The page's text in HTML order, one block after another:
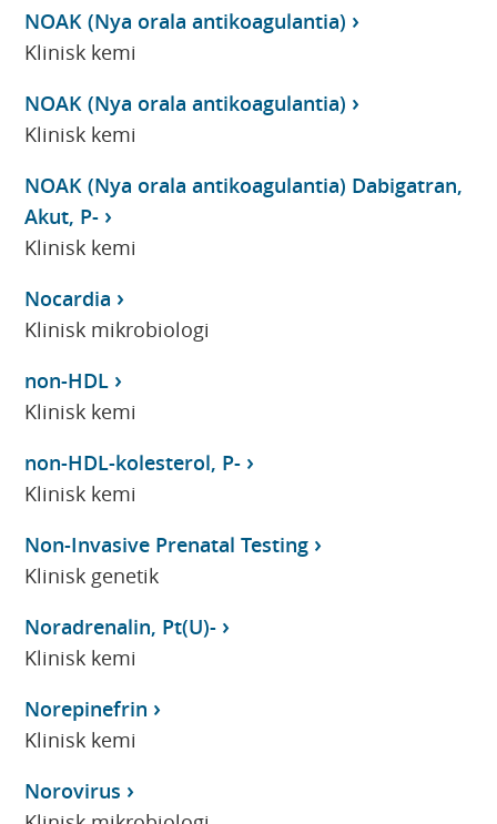
NOAK (Nya orala antikoagulantia)
Klinisk kemi
NOAK (Nya orala antikoagulantia)
Klinisk kemi
NOAK (Nya orala antikoagulantia) Dabigatran,
Akut, P-
Klinisk kemi
Nocardia
Klinisk mikrobiologi
non-HDL
Klinisk kemi
non-HDL-kolesterol, P-
Klinisk kemi
Non-Invasive Prenatal Testing
Klinisk genetik
Noradrenalin, Pt(U)-
Klinisk kemi
Norepinefrin
Klinisk kemi
Norovirus